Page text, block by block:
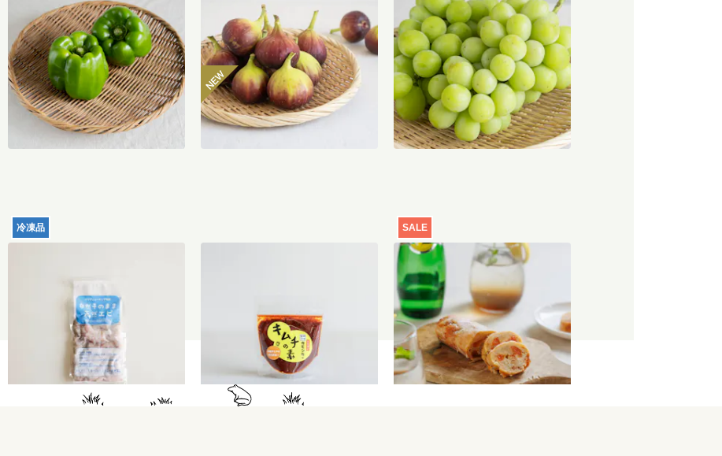
485円〜
のいちじく 12個入り（特栽相
当）
送料込 3,850円
ャインマスカット 1.2kg（特栽
相当）
送料込 6,580円
冷凍品 SALE
【特別価格】瀬戸内レモンのサ
マーシュトーレン 200g
2,519円